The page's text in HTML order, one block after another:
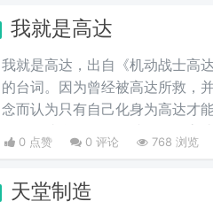
我就是高达
我就是高达，出自《机动战士高
的台词。因为曾经被高达所救，
念而认为只有自己化身为高达才
就是高达”的台词。当时非常流行
词。
0 点赞 0 评论 768 浏览
天堂制造